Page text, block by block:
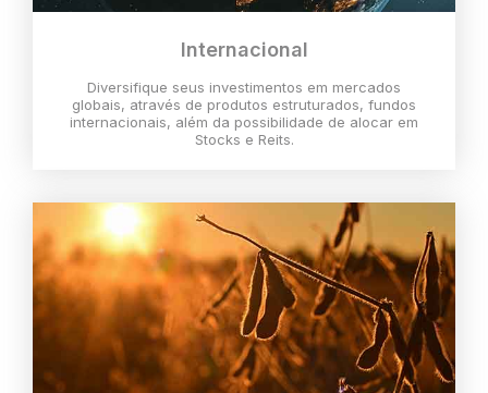
Internacional
Diversifique seus investimentos em mercados
globais, através de produtos estruturados, fundos
internacionais, além da possibilidade de alocar em
Stocks e Reits.